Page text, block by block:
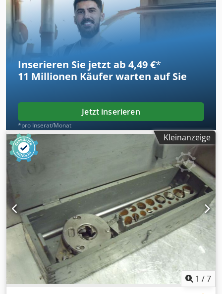
Gewindeschneidkopf Dodpowq Nvijfx Accskr -Rohrgröße: 2
1/2 bis 4 Zoll -Spindelbohrung: Maße siehe Fotos -
Abmessungen: 410/400/H340 mm -Gewicht: 50 Kg
Inserieren Sie jetzt ab 4,49 €*
11 Millionen Käufer warten auf Sie
Jetzt inserieren
*pro Inserat/Monat
Kleinanzeige
1 /7